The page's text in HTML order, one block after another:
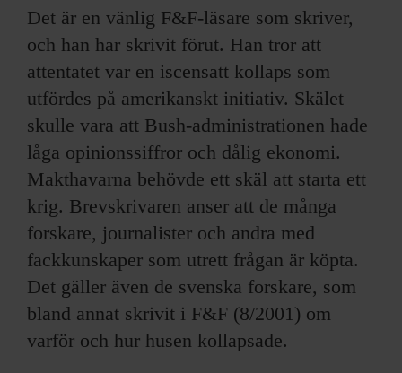
Det är en vänlig F&F-läsare som skriver,
och han har skrivit förut. Han tror att
attentatet var en iscensatt kollaps som
utfördes på amerikanskt initiativ. Skälet
skulle vara att Bush-administrationen hade
låga opinionssiffror och dålig ekonomi.
Makthavarna behövde ett skäl att starta ett
krig. Brevskrivaren anser att de många
forskare, journalister och andra med
fackkunskaper som utrett frågan är köpta.
Det gäller även de svenska forskare, som
bland annat skrivit i F&F (8/2001) om
varför och hur husen kollapsade.